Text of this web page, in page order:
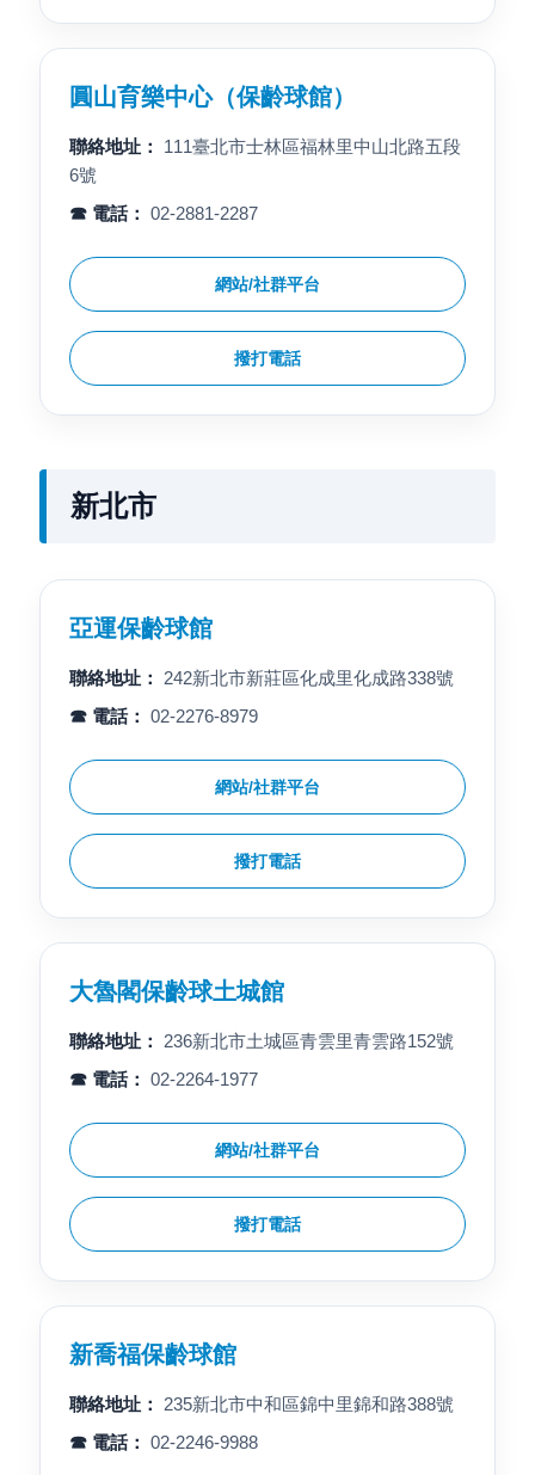
圓山育樂中心（保齡球館）
聯絡地址：
111臺北市士林區福林里中山北路五段
6號
☎ 電話： 02-2881-2287
網站/社群平台
撥打電話
新北市
亞運保齡球館
聯絡地址：
242新北市新莊區化成里化成路338號
☎ 電話： 02-2276-8979
網站/社群平台
撥打電話
大魯閣保齡球土城館
聯絡地址：
236新北市土城區青雲里青雲路152號
☎ 電話： 02-2264-1977
網站/社群平台
撥打電話
新喬福保齡球館
聯絡地址：
235新北市中和區錦中里錦和路388號
☎ 電話： 02-2246-9988